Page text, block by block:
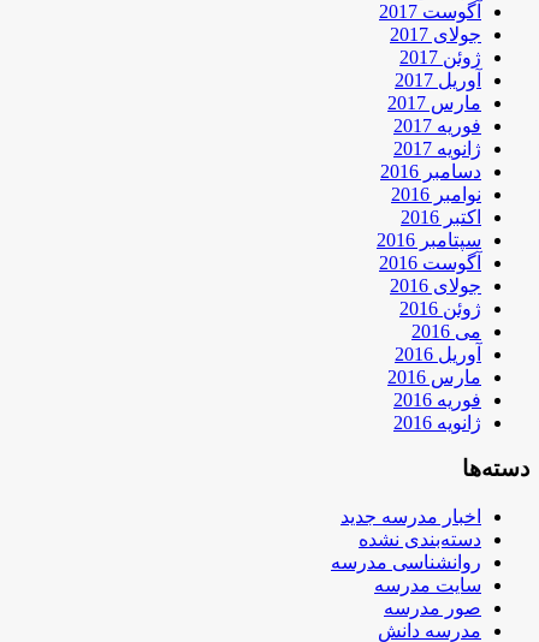
آگوست 2017
جولای 2017
ژوئن 2017
آوریل 2017
مارس 2017
فوریه 2017
ژانویه 2017
دسامبر 2016
نوامبر 2016
اکتبر 2016
سپتامبر 2016
آگوست 2016
جولای 2016
ژوئن 2016
می 2016
آوریل 2016
مارس 2016
فوریه 2016
ژانویه 2016
دسته‌ها
اخبار مدرسه جدید
دسته‌بندی نشده
روانشناسی مدرسه
سایت مدرسه
صور مدرسه
مدرسه دانش